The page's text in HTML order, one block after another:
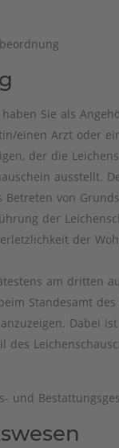
Sie als
einen Arzt oder
der die
ausstellt.
Betreten von
der
der
am dritten
Standesamt
Dabei
des
und